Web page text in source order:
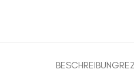
BESCHREIBUNG